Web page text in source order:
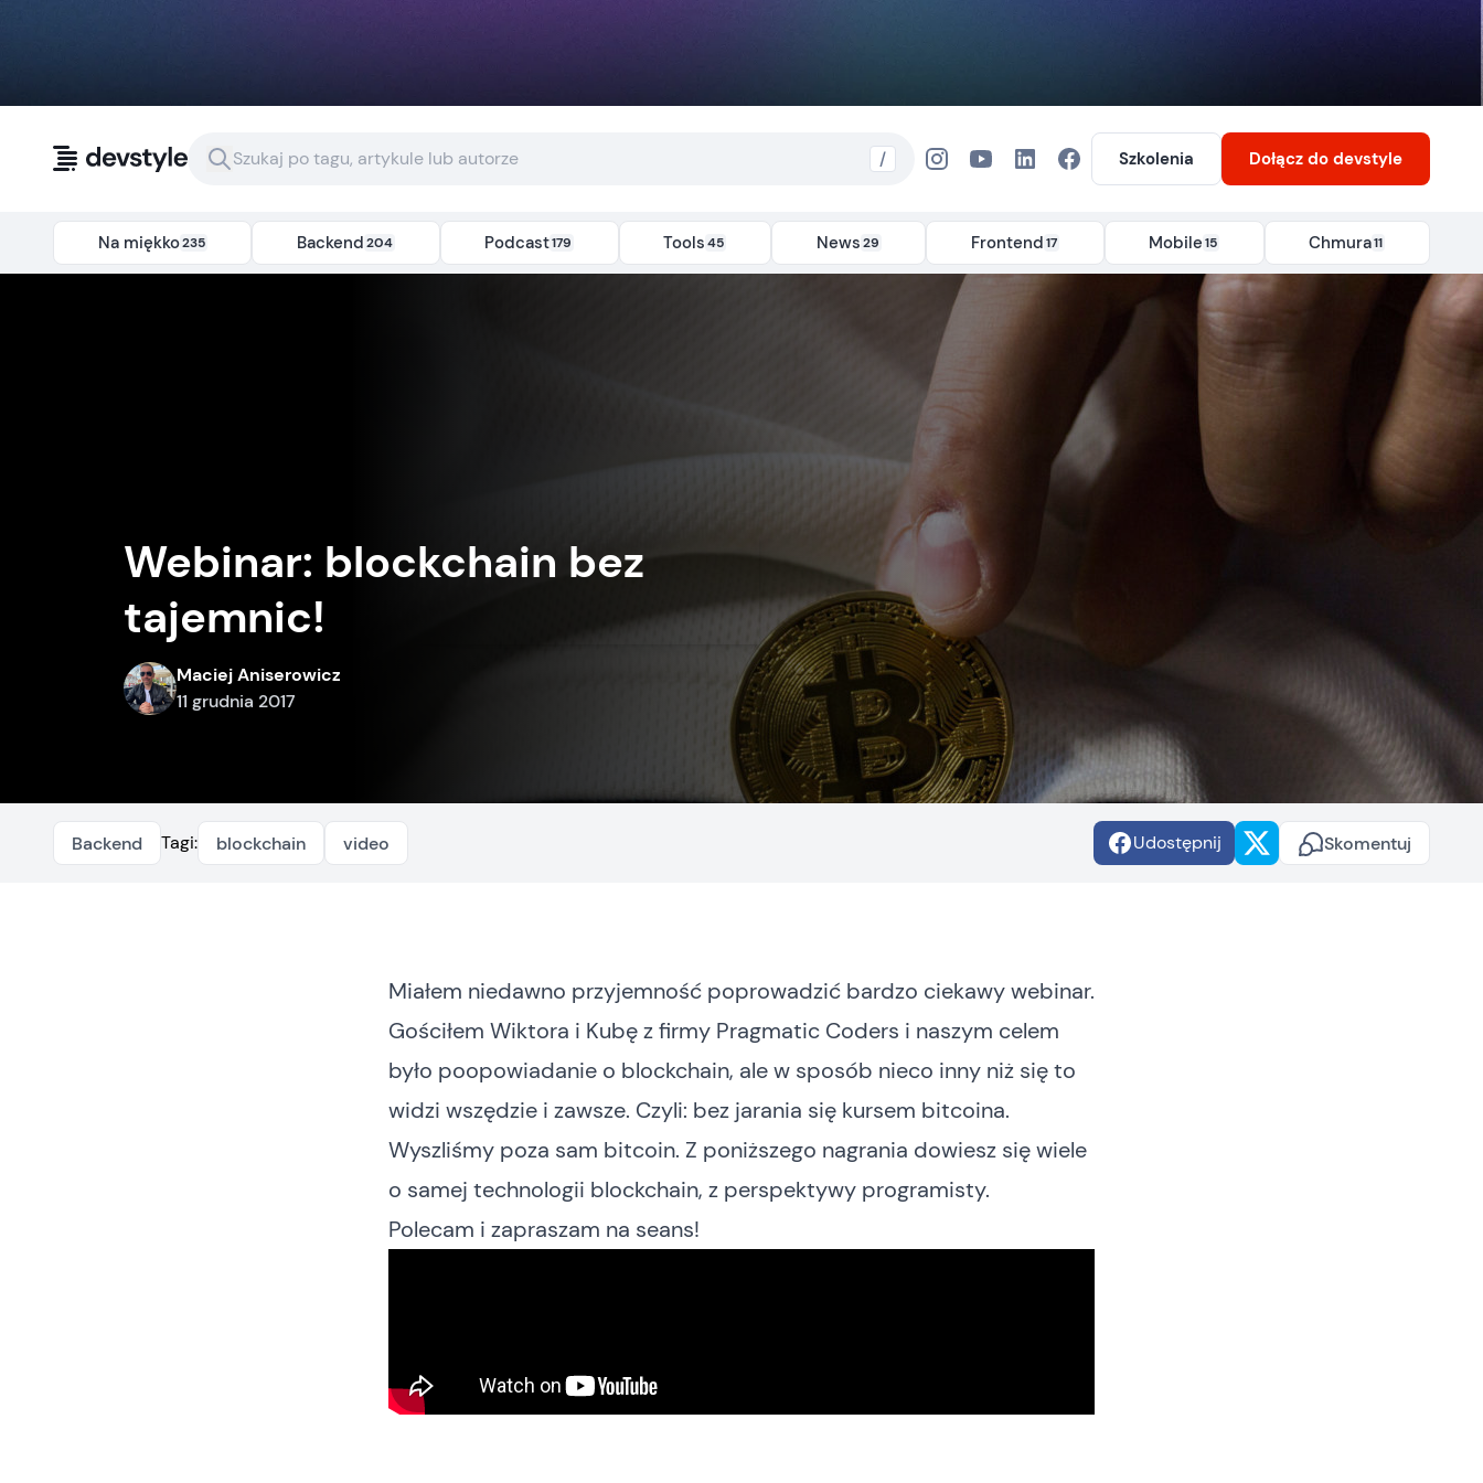
/ Szkolenia Dołącz do devstyle
Na miękko235 Backend204 Podcast179 Tools 45 News29 Frontend17 Mobile15 Chmura11
Webinar: blockchain bez
tajemnic!
Maciej Aniserowicz
11 grudnia 2017
Backend Tagi: blockchain video Udostępnij Skomentuj
Miałem niedawno przyjemność poprowadzić bardzo ciekawy webinar.
Gościłem Wiktora i Kubę z firmy Pragmatic Coders i naszym celem
było poopowiadanie o blockchain, ale w sposób nieco inny niż się to
widzi wszędzie i zawsze. Czyli: bez jarania się kursem bitcoina.
Wyszliśmy poza sam bitcoin. Z poniższego nagrania dowiesz się wiele
o samej technologii blockchain, z perspektywy programisty.
Polecam i zapraszam na seans!